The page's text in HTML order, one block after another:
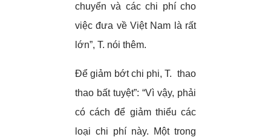
chuyển và các chi phí cho
việc đưa về Việt Nam là rất
lớn”, T. nói thêm.
Để giảm bớt chi phi, T. thao
thao bất tuyệt”: “Vì vậy, phải
có cách để giảm thiểu các
loại chi phí này. Một trong